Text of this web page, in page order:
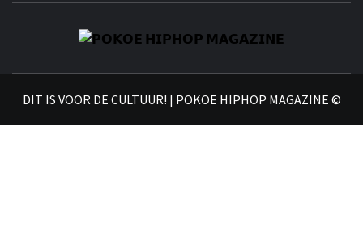
DIT IS VOOR DE CULTUUR! | POKOE HIPHOP MAGAZINE ©